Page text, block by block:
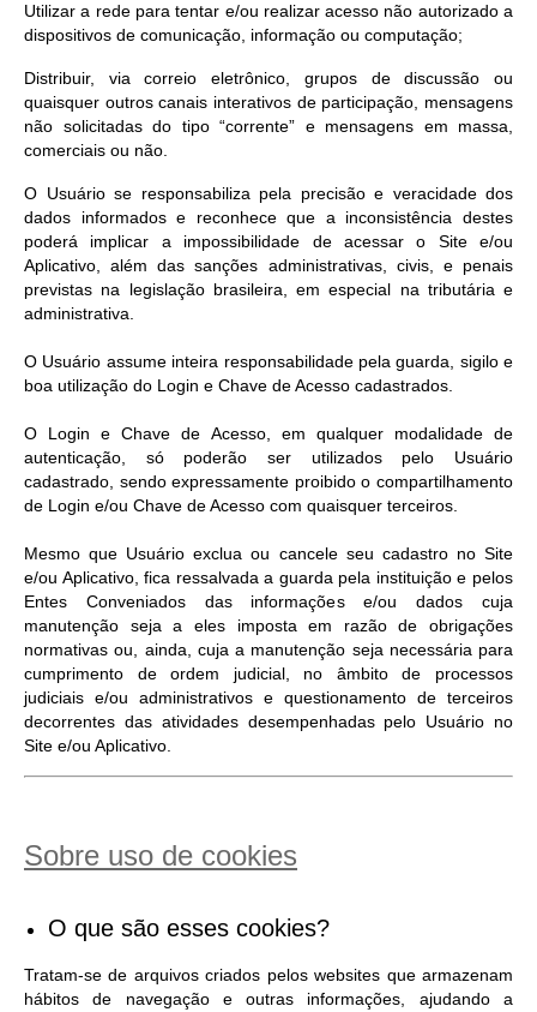
Utilizar a rede para tentar e/ou realizar acesso não autorizado a
dispositivos de comunicação, informação ou computação;
Distribuir, via correio eletrônico, grupos de discussão ou
quaisquer outros canais interativos de participação, mensagens
não solicitadas do tipo “corrente” e mensagens em massa,
comerciais ou não.
O Usuário se responsabiliza pela precisão e veracidade dos
dados informados e reconhece que a inconsistência destes
poderá implicar a impossibilidade de acessar o Site e/ou
Aplicativo, além das sanções administrativas, civis, e penais
previstas na legislação brasileira, em especial na tributária e
administrativa.
O Usuário assume inteira responsabilidade pela guarda, sigilo e
boa utilização do Login e Chave de Acesso cadastrados.
O Login e Chave de Acesso, em qualquer modalidade de
autenticação, só poderão ser utilizados pelo Usuário
cadastrado, sendo expressamente proibido o compartilhamento
de Login e/ou Chave de Acesso com quaisquer terceiros.
Mesmo que Usuário exclua ou cancele seu cadastro no Site
e/ou Aplicativo, fica ressalvada a guarda pela instituição e pelos
Entes Conveniados das informações e/ou dados cuja
manutenção seja a eles imposta em razão de obrigações
normativas ou, ainda, cuja a manutenção seja necessária para
cumprimento de ordem judicial, no âmbito de processos
judiciais e/ou administrativos e questionamento de terceiros
decorrentes das atividades desempenhadas pelo Usuário no
Site e/ou Aplicativo.
Sobre uso de cookies
O que são esses cookies?
Tratam-se de arquivos criados pelos websites que armazenam
hábitos de navegação e outras informações, ajudando a